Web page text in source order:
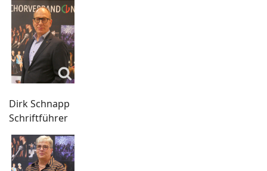
Dirk Schnapp
Schriftführer